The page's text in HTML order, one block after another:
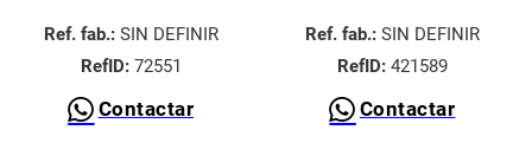
Ref. fab.:SIN DEFINIR
RefID:72551
Contactar
Ref. fab.:SIN DEFINIR
RefID:421589
Contactar